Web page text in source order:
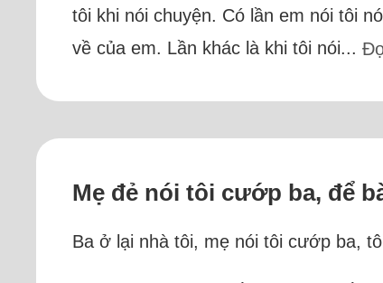
tôi khi nói chuyện. Có lần em nói tôi
về của em. Lần khác là khi tôi nói...
Mẹ đẻ nói tôi cướp ba, để
Ba ở lại nhà tôi, mẹ nói tôi cướp ba,